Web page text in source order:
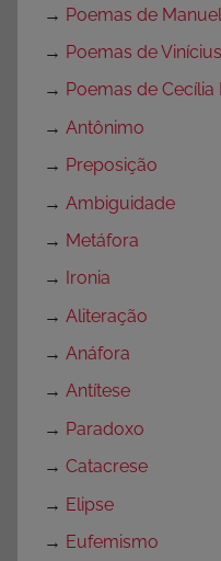
→ Poemas de
→ Poemas de
→ Poemas de Cecília
→ Antônimo
→ Preposição
→ Ambiguidade
→ Metáfora
→
Ironia
→ Aliteração
→ Anáfora
→ Antítese
→ Paradoxo
→ Catacrese
→ Elipse
→ Eufemismo